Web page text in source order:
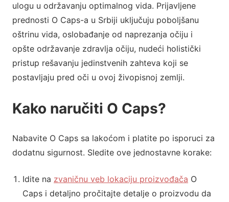
ulogu u održavanju optimalnog vida. Prijavljene
prednosti O Caps-a u Srbiji uključuju poboljšanu
oštrinu vida, oslobađanje od naprezanja očiju i
opšte održavanje zdravlja očiju, nudeći holistički
pristup rešavanju jedinstvenih zahteva koji se
postavljaju pred oči u ovoj živopisnoj zemlji.
Kako naručiti O Caps?
Nabavite O Caps sa lakoćom i platite po isporuci za
dodatnu sigurnost. Sledite ove jednostavne korake:
Idite na zvaničnu veb lokaciju proizvođača O
Caps i detaljno pročitajte detalje o proizvodu da